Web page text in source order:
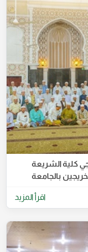
كلية الشريعة
بالجامعة
اقرأ المزيد